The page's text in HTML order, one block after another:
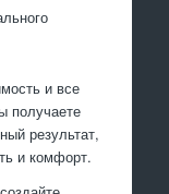
и все
получаете
результат,
и комфорт.